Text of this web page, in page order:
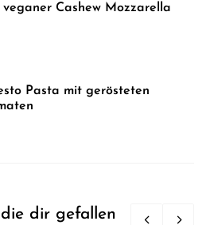
veganer Cashew Mozzarella
Pasta mit gerösteten
dir gefallen